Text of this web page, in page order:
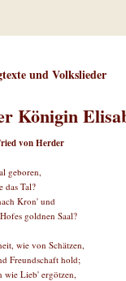
und Volkslieder
Königin
von Herder
geboren,
das Tal?
Kron' und
goldnen Saal?
wie von Schätzen,
Freundschaft hold;
wie Lieb' ergötzen,